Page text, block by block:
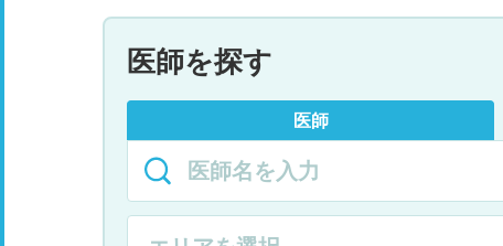
医師を探す
医師